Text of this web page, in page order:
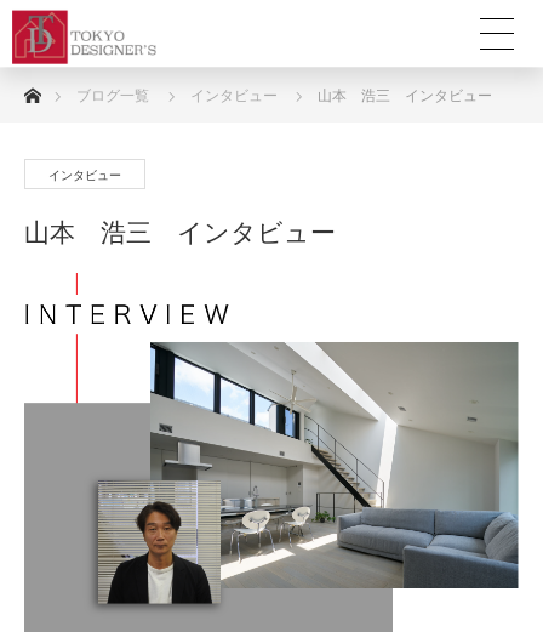
ホームブログ一覧 インタビュー 山本 浩三 インタビュー
インタビュー
山本 浩三 インタビュー